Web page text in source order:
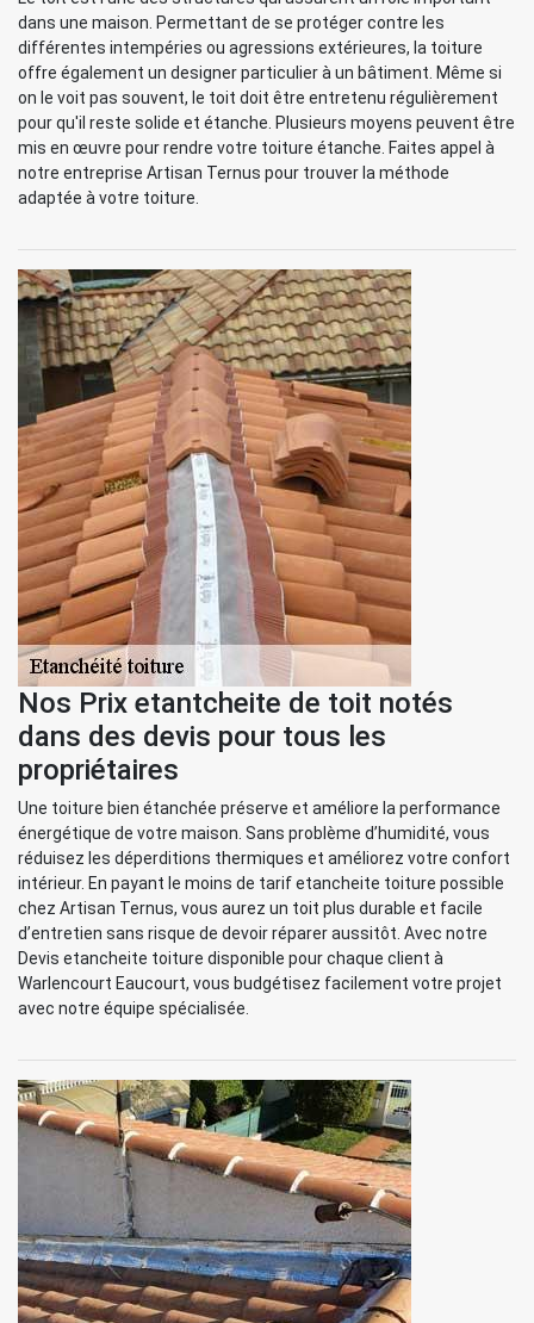
dans une maison. Permettant de se protéger contre les
différentes intempéries ou agressions extérieures, la toiture
offre également un designer particulier à un bâtiment. Même si
on le voit pas souvent, le toit doit être entretenu régulièrement
pour qu'il reste solide et étanche. Plusieurs moyens peuvent être
mis en œuvre pour rendre votre toiture étanche. Faites appel à
notre entreprise Artisan Ternus pour trouver la méthode
adaptée à votre toiture.
Nos Prix etantcheite de toit notés
dans des devis pour tous les
propriétaires
Une toiture bien étanchée préserve et améliore la performance
énergétique de votre maison. Sans problème d’humidité, vous
réduisez les déperditions thermiques et améliorez votre confort
intérieur. En payant le moins de tarif etancheite toiture possible
chez Artisan Ternus, vous aurez un toit plus durable et facile
d’entretien sans risque de devoir réparer aussitôt. Avec notre
Devis etancheite toiture disponible pour chaque client à
Warlencourt Eaucourt, vous budgétisez facilement votre projet
avec notre équipe spécialisée.